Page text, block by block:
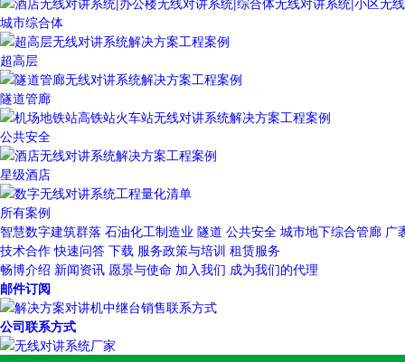
城市综合体
超高层
隧道管廊
公共安全
星级酒店
所有案例
智慧数字建筑群落 石油化工制造业 隧道 公共安全 城市地下综合管廊 广
技术合作 快速问答 下载 服务政策与培训 租赁服务
畅博介绍 新闻资讯 愿景与使命 加入我们 成为我们的代理
邮件订阅
公司联系方式